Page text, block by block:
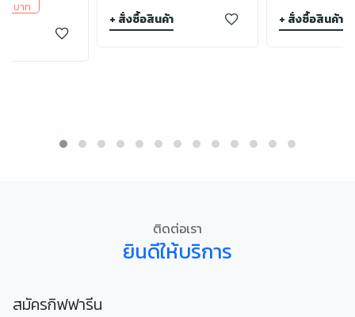
บาท
+ สั่งซื้อสินค้า + สั่งซื้อสินค้า
ติดต่อเรา
ยินดีให้บริการ
สมัครกิฟฟารีน